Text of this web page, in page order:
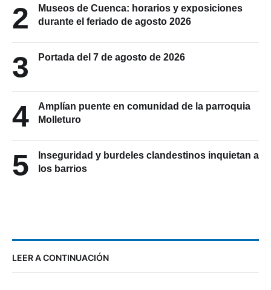
2
Museos de Cuenca: horarios y exposiciones
durante el feriado de agosto 2026
3 Portada del 7 de agosto de 2026
4
Amplían puente en comunidad de la parroquia
Molleturo
5
Inseguridad y burdeles clandestinos inquietan a
los barrios
LEER A CONTINUACIÓN